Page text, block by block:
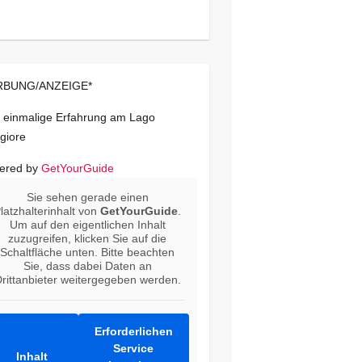
ANZEIGE*
einmalige Erfahrung am Lago
by GetYourGuide
Sie sehen gerade einen
vonGetYourGuide
Um auf den eigentlichen Inhalt
zuzugreifen, klicken Sie auf die
Schaltfläche unten. Bitte beachten
Sie, dass dabei Daten an
weitergegeben werden.
Inhalt
Erforderlichen
Service